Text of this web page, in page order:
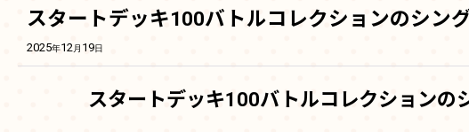
スタートデッキ100バトルコレクションのシン
2025年12月 19日
スタートデッキ100バトルコレクションの